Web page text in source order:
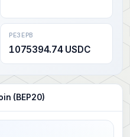
РЕЗЕРВ
1075394.74 USDC
(BEP20)